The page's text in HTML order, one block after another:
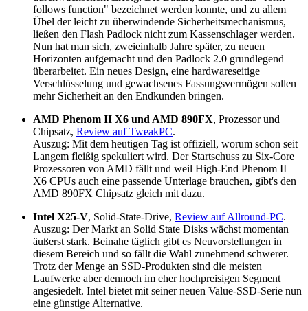
follows function" bezeichnet werden konnte, und zu allem
Übel der leicht zu überwindende Sicherheitsmechanismus,
ließen den Flash Padlock nicht zum Kassenschlager werden.
Nun hat man sich, zweieinhalb Jahre später, zu neuen
Horizonten aufgemacht und den Padlock 2.0 grundlegend
überarbeitet. Ein neues Design, eine hardwareseitige
Verschlüsselung und gewachsenes Fassungsvermögen sollen
mehr Sicherheit an den Endkunden bringen.
AMD Phenom II X6 und AMD 890FX, Prozessor und
Chipsatz, Review auf TweakPC.
Auszug: Mit dem heutigen Tag ist offiziell, worum schon seit
Langem fleißig spekuliert wird. Der Startschuss zu Six-Core
Prozessoren von AMD fällt und weil High-End Phenom II
X6 CPUs auch eine passende Unterlage brauchen, gibt's den
AMD 890FX Chipsatz gleich mit dazu.
Intel X25-V, Solid-State-Drive, Review auf Allround-PC.
Auszug: Der Markt an Solid State Disks wächst momentan
äußerst stark. Beinahe täglich gibt es Neuvorstellungen in
diesem Bereich und so fällt die Wahl zunehmend schwerer.
Trotz der Menge an SSD-Produkten sind die meisten
Laufwerke aber dennoch im eher hochpreisigen Segment
angesiedelt. Intel bietet mit seiner neuen Value-SSD-Serie nun
eine günstige Alternative.